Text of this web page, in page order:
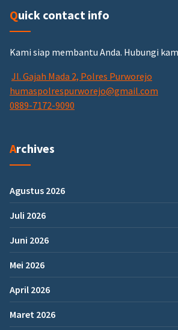
Quick contact info
Kami siap membantu Anda. Hubungi
Jl. Gajah Mada 2, Polres Purworejo
humaspolrespurworejo@gmail.com
0889-7172-9090
Archives
Agustus 2026
Juli 2026
Juni 2026
Mei 2026
April 2026
Maret 2026